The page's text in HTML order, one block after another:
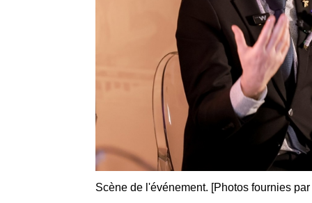
Scène de l'événement. [Photos fournies